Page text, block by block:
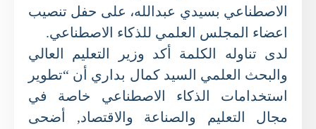
الاصطناعي بسيدي عبدالله، على حفل تنصيب
اعضاء المجلس العلمي للذكاء الاصطناعي.
لدى تناوله الكلمة أكد وزير التعليم العالي
والبحث العلمي السيد كمال بداري أن “تطوير
استخدامات الذكاء الاصطناعي خاصة في
مجال التعليم والصناعة والاقتصاد, أضحى